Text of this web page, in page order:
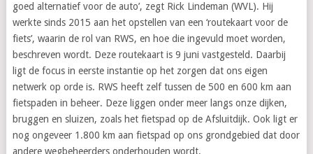
goed alternatief voor de auto’, zegt Rick Lindeman (WVL). Hij
werkte sinds 2015 aan het opstellen van een ‘routekaart voor de
fiets’, waarin de rol van RWS, en hoe die ingevuld moet worden,
beschreven wordt. Deze routekaart is 9 juni vastgesteld. Daarbij
ligt de focus in eerste instantie op het zorgen dat ons eigen
netwerk op orde is. RWS heeft zelf tussen de 500 en 600 km aan
fietspaden in beheer. Deze liggen onder meer langs onze dijken,
bruggen en sluizen, zoals het fietspad op de Afsluitdijk. Ook ligt er
nog ongeveer 1.800 km aan fietspad op ons grondgebied dat door
andere wegbeheerders onderhouden wordt.